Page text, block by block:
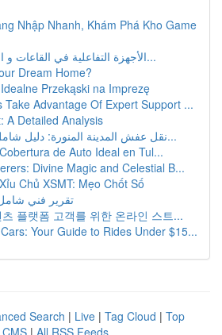
Nhập Nhanh, Khám Phá Kho Game
الأجهزة التفاعلية في القاعات و المؤسسات الت...
Dream Home?
Przekąski na Imprezę
Take Advantage Of Expert Support ...
A Detailed Analysis
نقل عفش المدينة المنورة: دليل شامل للخدمات والأ...
de Auto Ideal en Tul...
Divine Magic and Celestial B...
Chủ XSMT: Mẹo Chốt Số
تقرير فني
플랫폼 고객를 위한 온라인 스트...
Your Guide to Rides Under $15...
Search | Live | Tag Cloud | Top
| All RSS Feeds